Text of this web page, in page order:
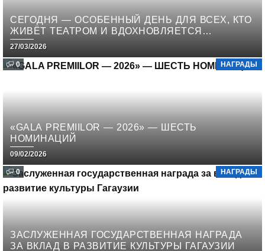
СЕГОДНЯ — ОСОБЕННЫЙ ДЕНЬ ДЛЯ ВСЕХ, КТО
ЖИВЁТ ТЕАТРОМ И ВДОХНОВЛЯЕТСЯ
ИСКУССТВОМ СЦЕНЫ!
27/03/2026
0 НАГРАДЫ
«GALA PREMIILOR — 2026» — ШЕСТЬ
НОМИНАЦИЙ
09/02/2026
0 НАГРАДЫ
ЗАСЛУЖЕННАЯ ГОСУДАРСТВЕННАЯ НАГРАДА
ЗА ВКЛАД В РАЗВИТИЕ КУЛЬТУРЫ ГАГАУЗИИ